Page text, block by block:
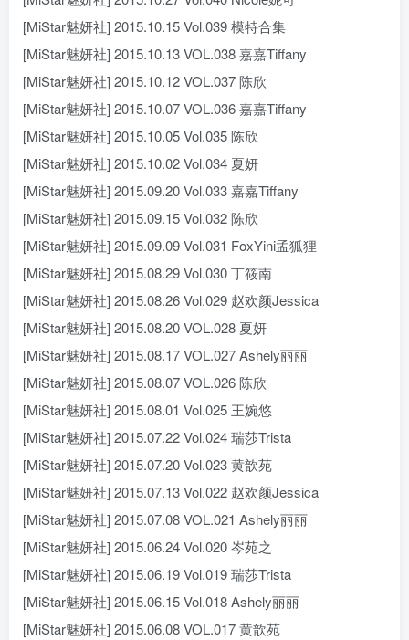
[MiStar魅妍社] 2015.10.15 Vol.039 模特合集
[MiStar魅妍社] 2015.10.13 VOL.038 嘉嘉Tiffany
[MiStar魅妍社] 2015.10.12 VOL.037 陈欣
[MiStar魅妍社] 2015.10.07 VOL.036 嘉嘉Tiffany
[MiStar魅妍社] 2015.10.05 Vol.035 陈欣
[MiStar魅妍社] 2015.10.02 Vol.034 夏妍
[MiStar魅妍社] 2015.09.20 Vol.033 嘉嘉Tiffany
[MiStar魅妍社] 2015.09.15 Vol.032 陈欣
[MiStar魅妍社] 2015.09.09 Vol.031 FoxYini孟狐狸
[MiStar魅妍社] 2015.08.29 Vol.030 丁筱南
[MiStar魅妍社] 2015.08.26 Vol.029 赵欢颜Jessica
[MiStar魅妍社] 2015.08.20 VOL.028 夏妍
[MiStar魅妍社] 2015.08.17 VOL.027 Ashely丽丽
[MiStar魅妍社] 2015.08.07 VOL.026 陈欣
[MiStar魅妍社] 2015.08.01 Vol.025 王婉悠
[MiStar魅妍社] 2015.07.22 Vol.024 瑞莎Trista
[MiStar魅妍社] 2015.07.20 Vol.023 黄歆苑
[MiStar魅妍社] 2015.07.13 Vol.022 赵欢颜Jessica
[MiStar魅妍社] 2015.07.08 VOL.021 Ashely丽丽
[MiStar魅妍社] 2015.06.24 Vol.020 岑苑之
[MiStar魅妍社] 2015.06.19 Vol.019 瑞莎Trista
[MiStar魅妍社] 2015.06.15 Vol.018 Ashely丽丽
[MiStar魅妍社] 2015.06.08 VOL.017 黄歆苑